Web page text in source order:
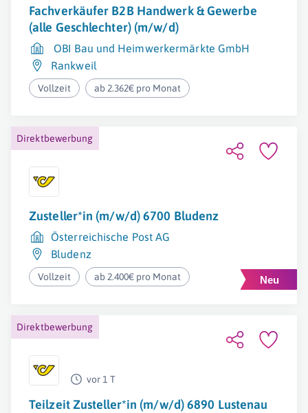
Fachverkäufer B2B Handwerk & Gewerbe
(alle Geschlechter) (m/w/d)
OBI Bau und Heimwerkermärkte GmbH
Rankweil
Vollzeit ab 2.362€ pro Monat
Direktbewerbung
Zusteller*in (m/w/d) 6700 Bludenz
Österreichische Post AG
Bludenz
Vollzeit ab 2.400€ pro Monat
Direktbewerbung
vor 1 T
Teilzeit Zusteller*in (m/w/d) 6890 Lustenau